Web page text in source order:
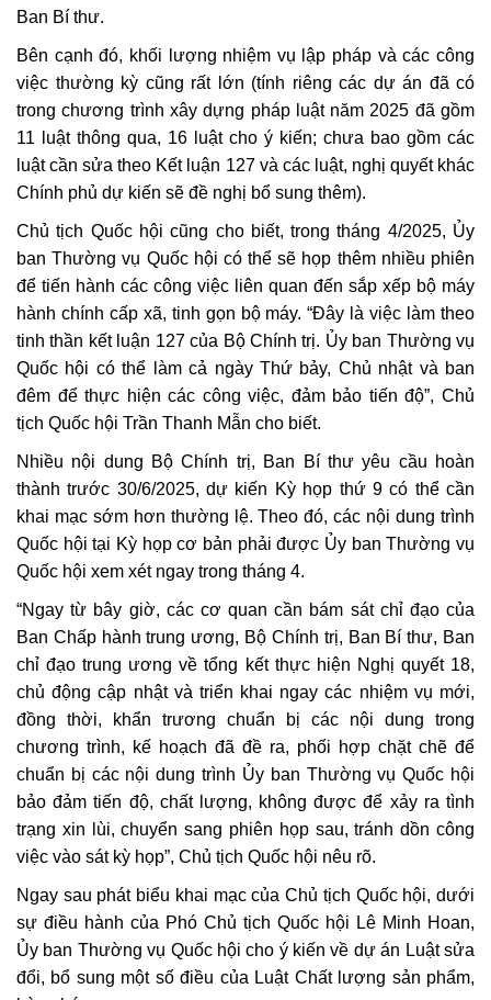
Ban Bí thư.
Bên cạnh đó, khối lượng nhiệm vụ lập pháp và các công
việc thường kỳ cũng rất lớn (tính riêng các dự án đã có
trong chương trình xây dựng pháp luật năm 2025 đã gồm
11 luật thông qua, 16 luật cho ý kiến; chưa bao gồm các
luật cần sửa theo Kết luận 127 và các luật, nghị quyết khác
Chính phủ dự kiến sẽ đề nghị bổ sung thêm).
Chủ tịch Quốc hội cũng cho biết, trong tháng 4/2025, Ủy
ban Thường vụ Quốc hội có thể sẽ họp thêm nhiều phiên
để tiến hành các công việc liên quan đến sắp xếp bộ máy
hành chính cấp xã, tinh gọn bộ máy. “Đây là việc làm theo
tinh thần kết luận 127 của Bộ Chính trị. Ủy ban Thường vụ
Quốc hội có thể làm cả ngày Thứ bảy, Chủ nhật và ban
đêm để thực hiện các công việc, đảm bảo tiến độ”, Chủ
tịch Quốc hội Trần Thanh Mẫn cho biết.
Nhiều nội dung Bộ Chính trị, Ban Bí thư yêu cầu hoàn
thành trước 30/6/2025, dự kiến Kỳ họp thứ 9 có thể cần
khai mạc sớm hơn thường lệ. Theo đó, các nội dung trình
Quốc hội tại Kỳ họp cơ bản phải được Ủy ban Thường vụ
Quốc hội xem xét ngay trong tháng 4.
“Ngay từ bây giờ, các cơ quan cần bám sát chỉ đạo của
Ban Chấp hành trung ương, Bộ Chính trị, Ban Bí thư, Ban
chỉ đạo trung ương về tổng kết thực hiện Nghị quyết 18,
chủ động cập nhật và triển khai ngay các nhiệm vụ mới,
đồng thời, khẩn trương chuẩn bị các nội dung trong
chương trình, kế hoạch đã đề ra, phối hợp chặt chẽ để
chuẩn bị các nội dung trình Ủy ban Thường vụ Quốc hội
bảo đảm tiến độ, chất lượng, không được để xảy ra tình
trạng xin lùi, chuyển sang phiên họp sau, tránh dồn công
việc vào sát kỳ họp”, Chủ tịch Quốc hội nêu rõ.
Ngay sau phát biểu khai mạc của Chủ tịch Quốc hội, dưới
sự điều hành của Phó Chủ tịch Quốc hội Lê Minh Hoan,
Ủy ban Thường vụ Quốc hội cho ý kiến về dự án Luật sửa
đổi, bổ sung một số điều của Luật Chất lượng sản phẩm,